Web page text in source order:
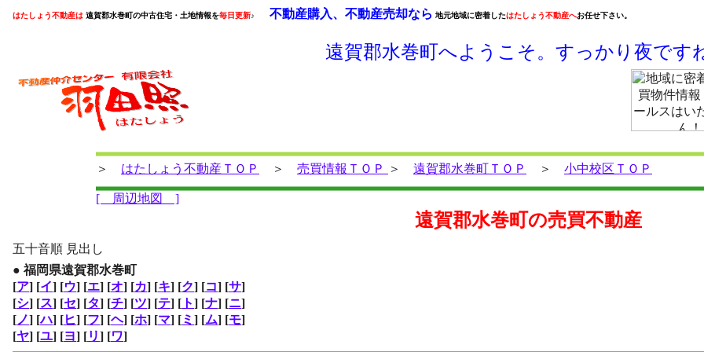
はたしょう不動産は 遠賀郡水巻町の中古住宅・土地情報を毎日更新♪ 不動産購入、不動産売却なら 地元地域に密着したはたしょう不動産へお任せ下さい。
遠賀郡水巻町へようこそ。すっかり夜です
＞ はたしょう不動産ＴＯＰ ＞ 売買情報ＴＯＰ ＞ 遠賀郡水巻町ＴＯＰ ＞ 小中校区ＴＯＰ
[ 周辺地図 ]
遠賀郡水巻町の売買不動産
五十音順 見出し
● 福岡県遠賀郡水巻町
[ア] [イ] [ウ] [エ] [オ] [カ] [キ] [ク] [コ] [サ]
[シ] [ス] [セ] [タ] [チ] [ツ] [テ] [ ト] [ナ] [ニ]
[ノ] [ハ] [ヒ] [フ] [ヘ] [ホ] [マ] [ミ] [ム] [モ]
[ヤ] [ユ] [ヨ] [リ] [ワ]